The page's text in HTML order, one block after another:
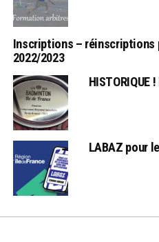
Inscriptions – réinscriptions
2022/2023
LABAZ pour